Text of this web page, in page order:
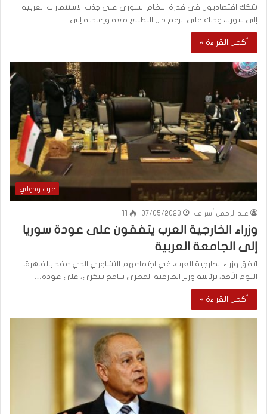
شكك اقتصاديون في قدرة النظام السوري على جذب الاستثمارات العربية
إلى سوريا، وذلك على الرغم من التطبيع معه وإعادته إلى…
أكمل القراءة »
عرب ودولي
عبد الرحمن أشراف 07/05/2023
وزراء الخارجية العرب يتفقون على عودة سوريا
إلى الجامعة العربية
اتفق وزراء الخارجية العرب، في اجتماعهم التشاوري الذي عقد بالقاهرة،
اليوم الأحد، برئاسة وزير الخارجية المصري سامح شكري، على عودة…
أكمل القراءة »